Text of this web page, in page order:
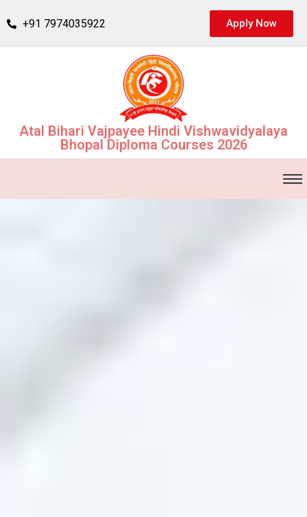
+91 7974035922 Apply Now
Atal Bihari Vajpayee Hindi Vishwavidyalaya
Bhopal Diploma Courses 2026